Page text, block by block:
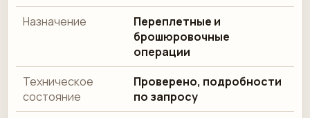
Назначение
Переплетные и
брошюровочные
операции
Техническое
состояние
Проверено, подробности
по запросу